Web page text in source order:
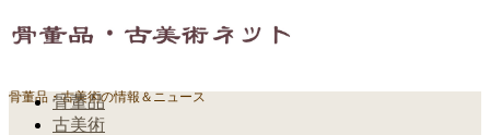
骨董品・古美術の情報＆ニュース
骨董品
古美術